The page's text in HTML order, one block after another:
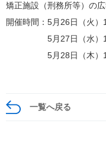
矯正施設（刑務所等）の
開催時間：5月26日（火
5月27日（水）11
5月28日（木）11
一覧へ戻る